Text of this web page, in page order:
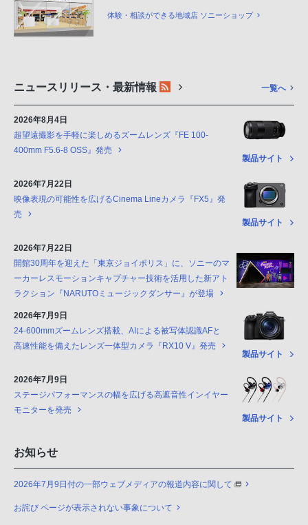
体験・相談ができる地域店 ソニーショップ
ニュースリリース・最新情報 一覧へ
2026年8月4日
超望遠撮影を手軽に楽しめるズームレンズ『FE 100-
400mm F5.6-8 OSS』発売
製品サイト
2026年7月22日
映像表現の可能性を広げるCinema Lineカメラ『FX5』発
売
製品サイト
2026年7月22日
開館30周年を迎えた「東京ジョイポリス」に、ソニーのマ
ーカーレスモーションキャプチャー技術を活用した新アト
ラクション『NARUTOミュージックダンサー』が登場
2026年7月9日
24-600mmズームレンズ搭載、AIによる被写体認識AFと
高速性能を備えたレンズ一体型カメラ『RX10 V』発売
製品サイト
2026年7月9日
ステージパフォーマンスの幅を広げる高遮音性インイヤー
モニターを発売
製品サイト
お知らせ
2026年7月9日付の一部ウェブメディアの報道内容に関して
お詫び ページが表示されない事象について